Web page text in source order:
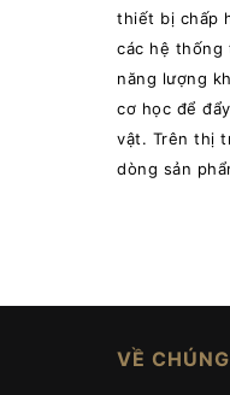
thiết bị chấp
các hệ thống
năng lượng
cơ học để
vật. Trên thị
dòng sản
VỀ